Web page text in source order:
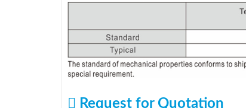
Request for Quotation